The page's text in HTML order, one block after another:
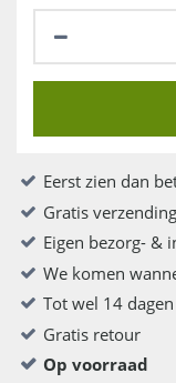
Eerst zien dan
Gratis
Eigen bezorg- &
We komen
Tot wel 14
Gratis retour
Op voorraad